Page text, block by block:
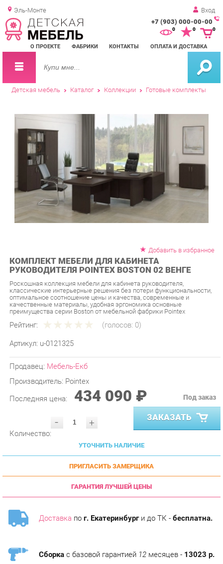
Эль-Монте Вход
+7 (903) 000-00-00
О ПРОЕКТЕ ФАБРИКИ КОНТАКТЫ ОПЛАТА И ДОСТАВКА
0 0
Детская мебель Каталог Коллекции Готовые комплекты
КОМПЛЕКТ МЕБЕЛИ ДЛЯ КАБИНЕТА
РУКОВОДИТЕЛЯ POINTEX BOSTON 02 ВЕНГЕ
Роскошная коллекция мебели для кабинета руководителя,
оптимальное соотношение цены и качества, современные и
качественные материалы, удобная эргономика основные
преимущества серии Boston от мебельной фабрики Pointex
Рейтинг: (голосов:0)
Артикул: u-0121325
Производитель:Pointex
Последняя цена: 434 090 ₽
- ЗАКАЗАТЬ
УТОЧНИТЬ НАЛИЧИЕ
ПРИГЛАСИТЬ ЗАМЕРЩИКА
ГАРАНТИЯ ЛУЧШЕЙ ЦЕНЫ
Доставкапог. Екатеринбурги до ТК -бесплатна.